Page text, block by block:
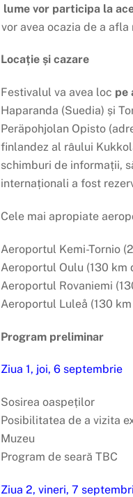
lume vor participa la
vor avea ocazia de a
Locație și cazare
Festivalul va avea loc pe
Haparanda (Suedia) și
Peräpohjolan Opisto
finlandez al râului
schimburi de informații,
internaționali a fost
Cele mai apropiate
Aeroportul Kemi-Tornio
Aeroportul Oulu (130 km
Aeroportul Rovaniemi
Aeroportul Luleå (130
Program preliminar
Ziua 1, joi, 6 septembrie
Sosirea oaspeților
Posibilitatea de a vizita
Muzeu
Program de seară TBC
Ziua 2, vineri, 7